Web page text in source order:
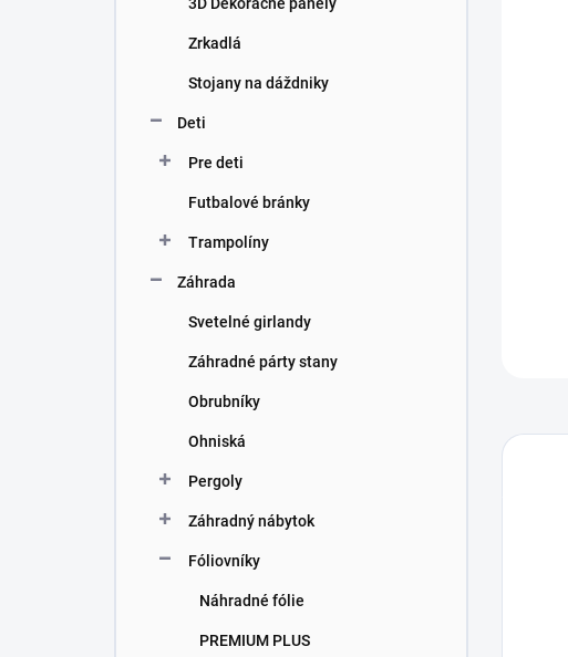
Zrkadlá
Stojany na dáždniky
Deti
Pre deti
Futbalové bránky
Trampolíny
Záhrada
Svetelné girlandy
Záhradné párty stany
Obrubníky
Ohniská
Pergoly
Záhradný nábytok
Fóliovníky
Náhradné fólie
PREMIUM PLUS